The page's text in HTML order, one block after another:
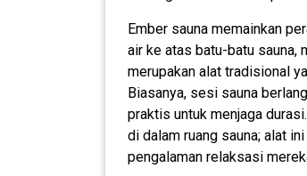
Ember sauna memainkan
air ke atas batu-batu sauna,
merupakan alat tradisional
Biasanya, sesi sauna
praktis untuk menjaga
di dalam ruang sauna; alat
pengalaman relaksasi